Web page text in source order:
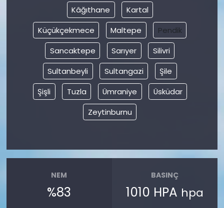
Kâğıthane
Kartal
Küçükçekmece
Maltepe
Pendik
Sancaktepe
Sarıyer
Silivri
Sultanbeyli
Sultangazi
Şile
Şişli
Tuzla Ümraniye
Üsküdar
Zeytinburnu
NEM
%83
BASINÇ
1010 HPA hpa